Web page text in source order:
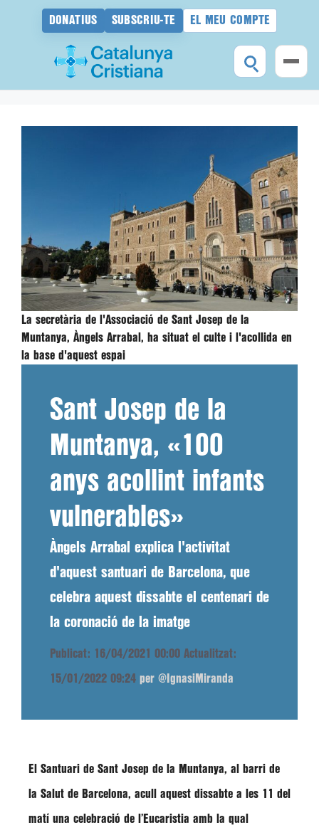
DONATIUS SUBSCRIU-TE EL MEU COMPTE
La secretària de l'Associació de Sant Josep de la
Muntanya, Àngels Arrabal, ha situat el culte i l'acollida en
la base d'aquest espai
Sant Josep de la
Muntanya, «100
anys acollint infants
vulnerables»
Àngels Arrabal explica l'activitat
d'aquest santuari de Barcelona, que
celebra aquest dissabte el centenari de
la coronació de la imatge
Publicat: 16/04/2021 00:00 Actualitzat:
15/01/2022 09:24 per @IgnasiMiranda
El Santuari de Sant Josep de la Muntanya, al barri de
la Salut de Barcelona, acull aquest dissabte a les 11 del
matí una celebració de l’Eucaristia amb la qual